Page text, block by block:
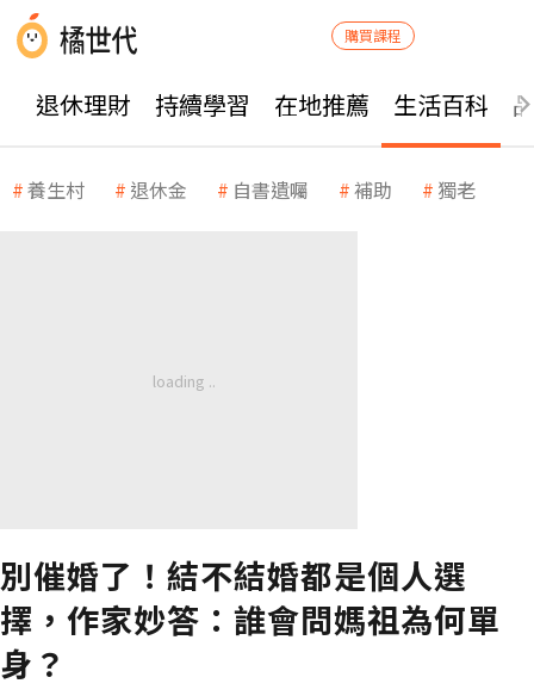
購買課程
退休理財 持續學習 在地推薦 生活百科
養生村 退休金 自書遺囑 補助 獨老
別催婚了！結不結婚都是個人選
擇，作家妙答：誰會問媽祖為何單
身？